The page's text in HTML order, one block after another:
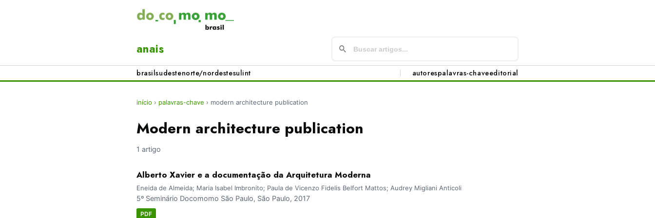
anais
brasilsudestenorte/nordestesulint autorespalavras-chaveeditorial
início › palavras-chave › modern architecture publication
Modern architecture publication
1 artigo
Alberto Xavier e a documentação da Arquitetura Moderna
Eneida de Almeida; Maria Isabel Imbronito; Paula de Vicenzo Fidelis Belfort Mattos; Audrey Migliani Anticoli
5º Seminário Docomomo São Paulo, São Paulo, 2017
PDF